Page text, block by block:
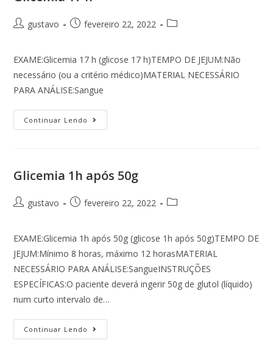
gustavo fevereiro 22, 2022
EXAME:Glicemia 17 h (glicose 17 h)TEMPO DE JEJUM:Não
necessário (ou a critério médico)MATERIAL NECESSÁRIO
PARA ANÁLISE:Sangue
Continuar Lendo
Glicemia 1h após 50g
gustavo fevereiro 22, 2022
EXAME:Glicemia 1h após 50g (glicose 1h após 50g)TEMPO DE
JEJUM:Mínimo 8 horas, máximo 12 horasMATERIAL
NECESSÁRIO PARA ANÁLISE:SangueINSTRUÇÕES
ESPECÍFICAS:O paciente deverá ingerir 50g de glutol (líquido)
num curto intervalo de…
Continuar Lendo